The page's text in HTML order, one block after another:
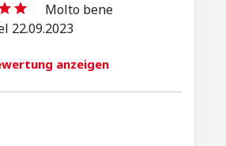
Molto bene
22.09.2023
anzeigen